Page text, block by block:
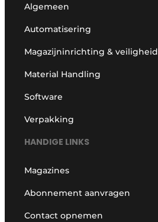
Algemeen
Automatisering
Magazijninrichting & veiligheid
Material Handling
Software
Verpakking
HANDIGE LINKS
Magazines
Abonnement aanvragen
Contact opnemen